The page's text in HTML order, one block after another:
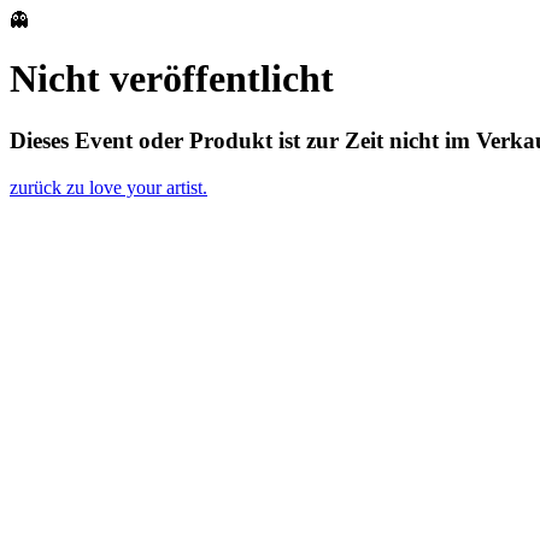
👻
Nicht veröffentlicht
Dieses Event oder Produkt ist zur Zeit nicht im
zurück zu love your artist.